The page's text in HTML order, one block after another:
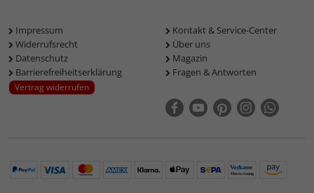
Impressum
Widerrufsrecht
Datenschutz
Barrierefreiheitserklärung
Vertrag widerrufen
Kontakt & Service-Center
Über uns
Magazin
Fragen & Antworten